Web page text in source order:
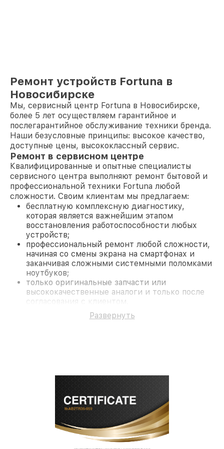
Ремонт устройств Fortuna в
Новосибирске
Мы, сервисный центр Fortuna в Новосибирске,
более 5 лет осуществляем гарантийное и
послегарантийное обслуживание техники бренда.
Наши безусловные принципы: высокое качество,
доступные цены, высококлассный сервис.
Ремонт в сервисном центре
Квалифицированные и опытные специалисты
сервисного центра выполняют ремонт бытовой и
профессиональной техники Fortuna любой
сложности. Своим клиентам мы предлагаем:
бесплатную комплексную диагностику,
которая является важнейшим этапом
восстановления работоспособности любых
устройств;
профессиональный ремонт любой сложности,
начиная со смены экрана на смартфонах и
заканчивая сложными системными поломками
ноутбуков;
только оригинальные запчасти или
высококачественные аналоги и только после
согласования с клиентом.
На все работы и замененные комплектующие
предоставляется длительная гарантия. В случае
современное оборудование и
лицензированное ПО в ремонтно-
диагностических мастерских;
собственный склад комплектующих, что
позволяет сократить сроки
Развернуть